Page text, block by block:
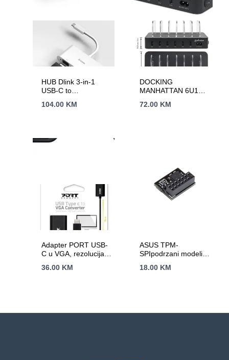
HUB Dlink 3-in-1
USB-C to
Adapter
104.00 KM
DOCKING
MANHATTAN 6U1
72.00 KM
Adapter PORT USB-
C u VGA, rezolucija:
36.00 KM
ASUS TPM-
SPIpodrzani modeli
karakteristikama
18.00 KM